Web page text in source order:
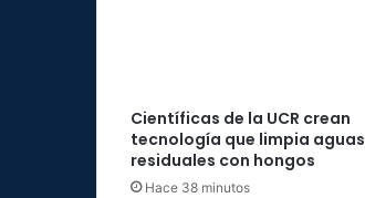
Científicas de la UCR crean
tecnología que limpia aguas
residuales con hongos
Hace 38 minutos